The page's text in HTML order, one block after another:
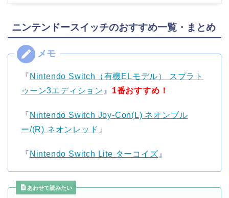
ニンテンドースイッチのおすすめ一覧・まとめ
『 Nintendo Switch（有機ELモデル） スプラト
ゥーン3エディション 』 1番おすすめ！
『 Nintendo Switch Joy-Con(L) ネオンブル
ー/(R) ネオンレッド 』
『 Nintendo Switch Lite ターコイズ 』
あわせて読みたい